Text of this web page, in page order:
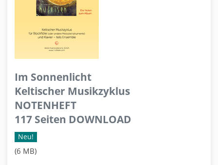
Im Sonnenlicht
Keltischer Musikzyklus
NOTENHEFT
117 Seiten DOWNLOAD
Neu!
(6 MB)